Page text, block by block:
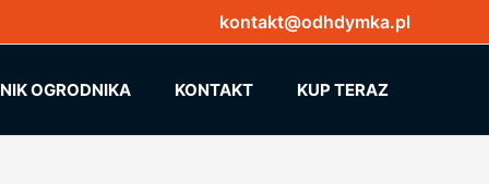
kontakt@odhdymka.pl
OGRODNIKA KONTAKT KUP TERAZ